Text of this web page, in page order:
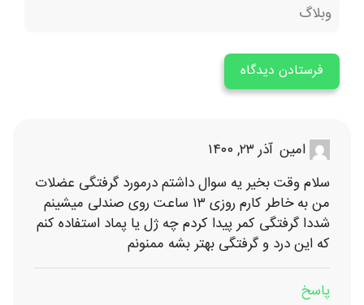
امین آذر ۲۳, ۱۴۰۰
سلام وقت بخیر یه سوال داشتم درمورد گرفتگی عضلات
من به خاطر کارم روزی ۱۳ ساعت روی صندلی میشینم
شددا گرفتگی کمر پیدا کردم چه ژل یا پماد استفاده کنم
که این درد و گرفتگی بهتر بشه ممنونم
پاسخ